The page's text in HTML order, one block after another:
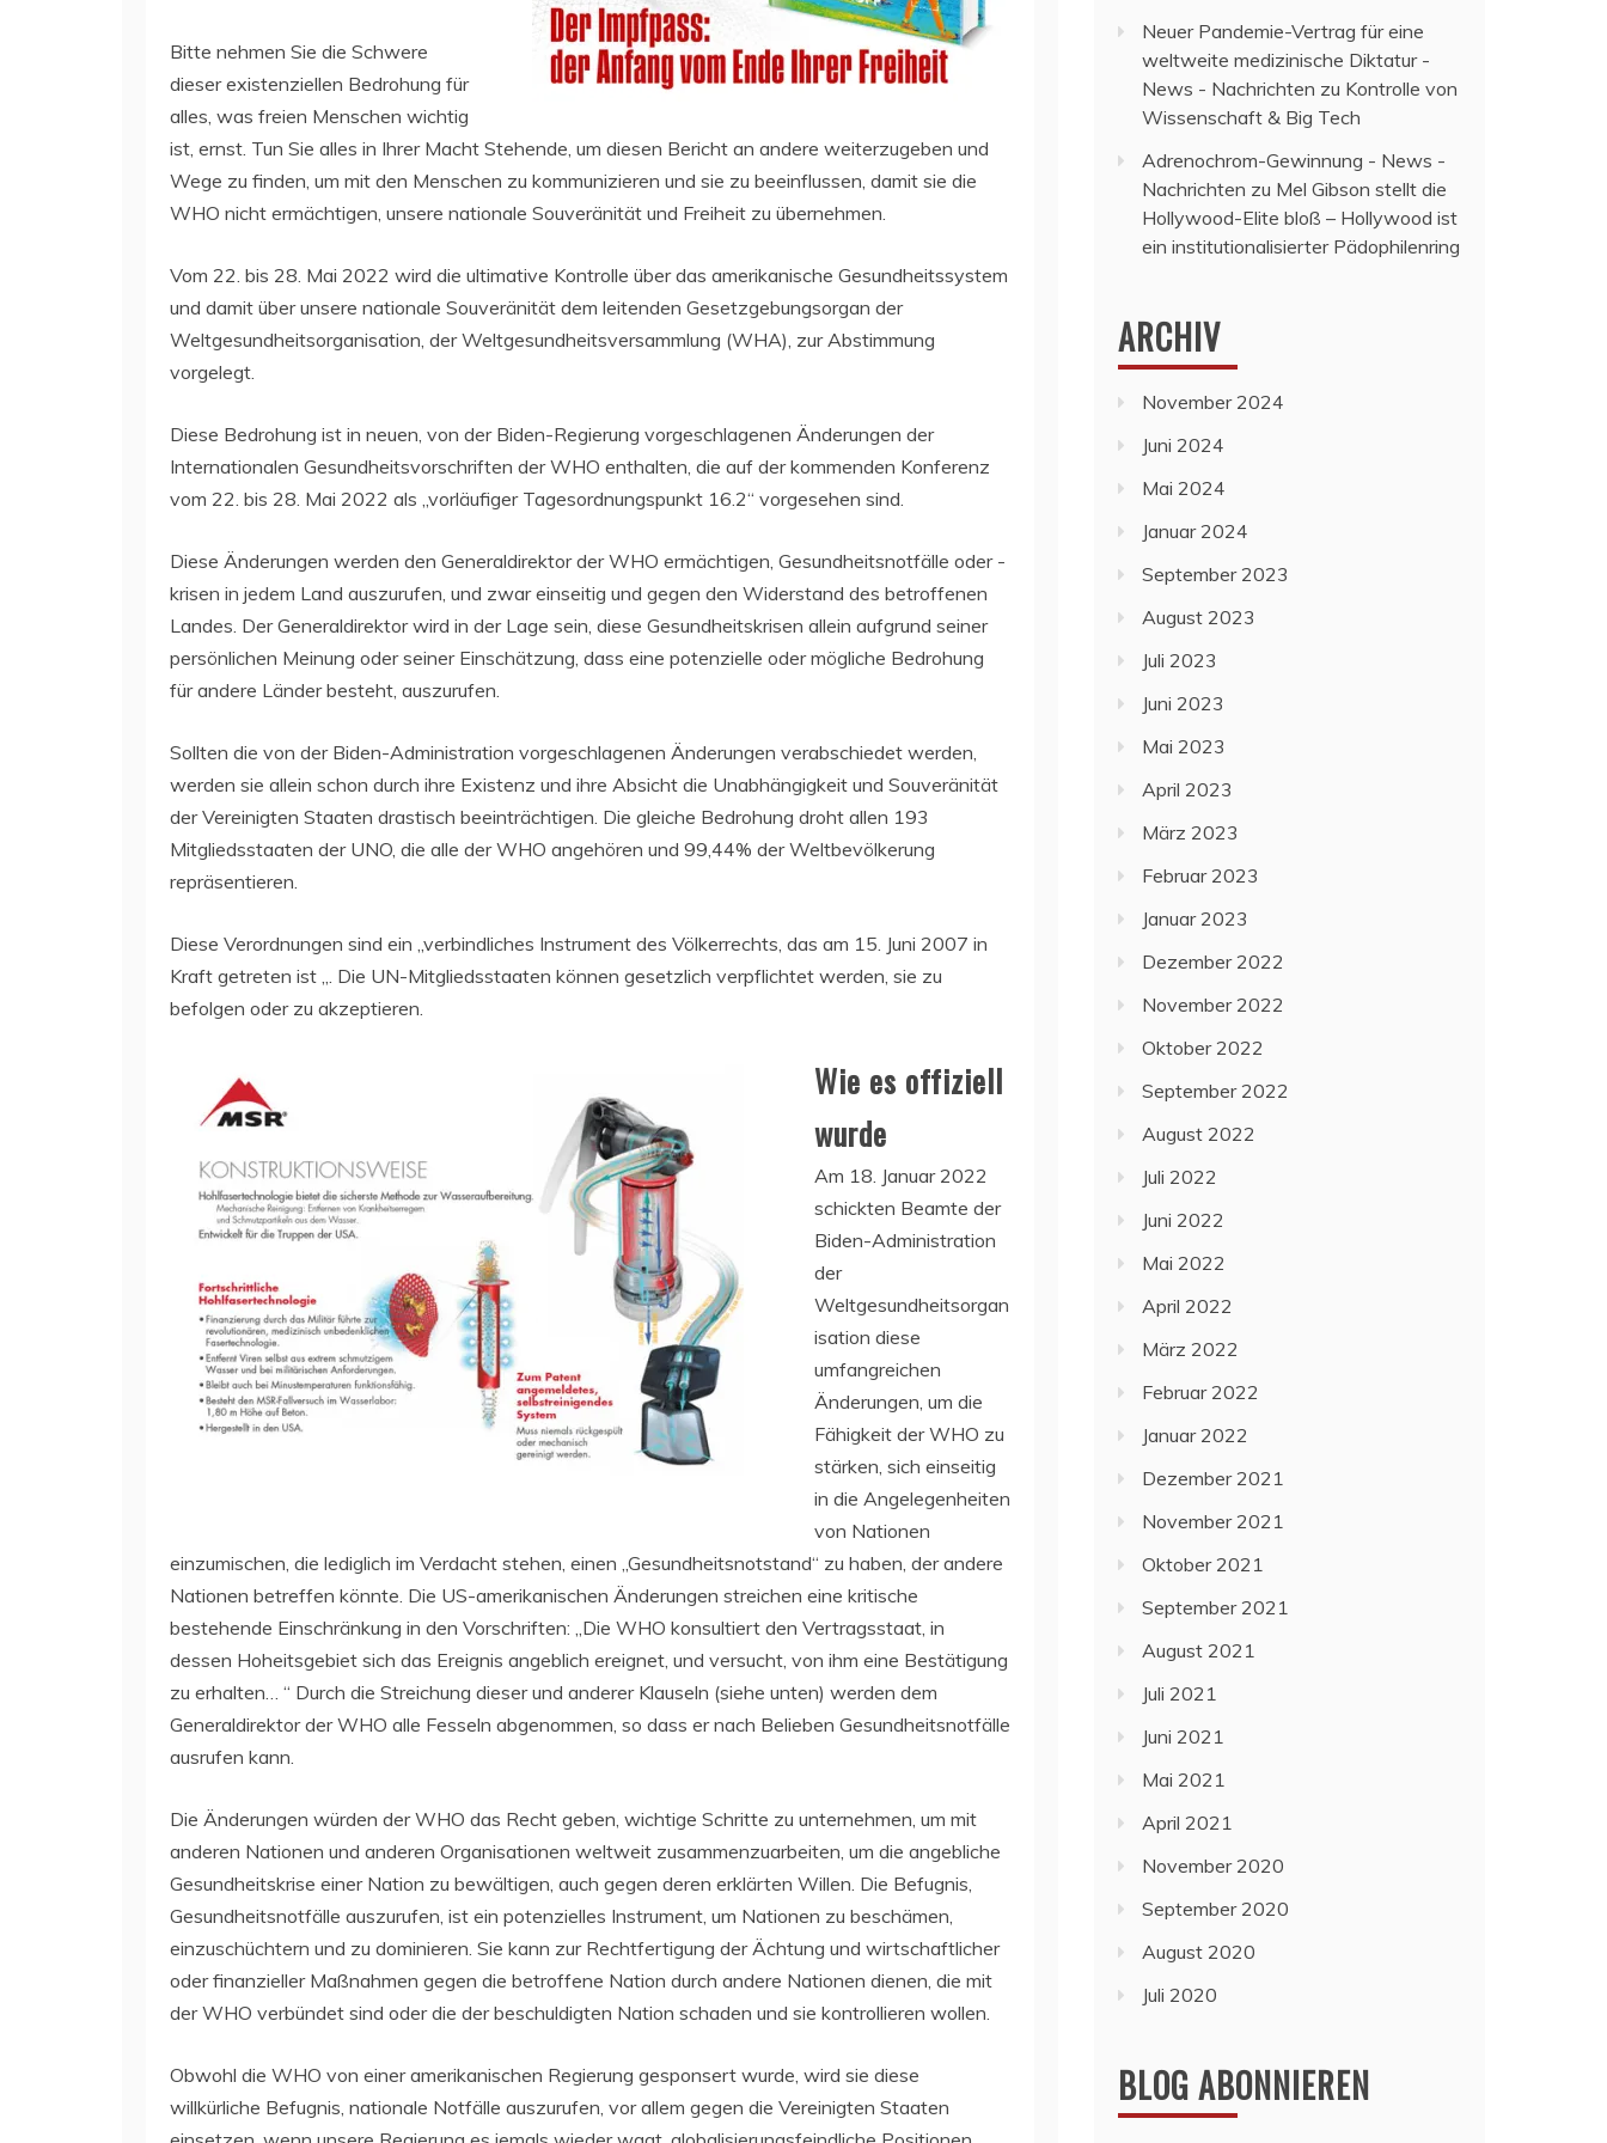
Bitte nehmen Sie die Schwere
dieser existenziellen Bedrohung für
alles, was freien Menschen wichtig
ist, ernst. Tun Sie alles in Ihrer Macht Stehende, um diesen Bericht an andere weiterzugeben und
Wege zu finden, um mit den Menschen zu kommunizieren und sie zu beeinflussen, damit sie die
WHO nicht ermächtigen, unsere nationale Souveränität und Freiheit zu übernehmen.
Vom 22. bis 28. Mai 2022 wird die ultimative Kontrolle über das amerikanische Gesundheitssystem
und damit über unsere nationale Souveränität dem leitenden Gesetzgebungsorgan der
Weltgesundheitsorganisation, der Weltgesundheitsversammlung (WHA), zur Abstimmung
vorgelegt.
Diese Bedrohung ist in neuen, von der Biden-Regierung vorgeschlagenen Änderungen der
Internationalen Gesundheitsvorschriften der WHO enthalten, die auf der kommenden Konferenz
vom 22. bis 28. Mai 2022 als „vorläufiger Tagesordnungspunkt 16.2“ vorgesehen sind.
Diese Änderungen werden den Generaldirektor der WHO ermächtigen, Gesundheitsnotfälle oder -
krisen in jedem Land auszurufen, und zwar einseitig und gegen den Widerstand des betroffenen
Landes. Der Generaldirektor wird in der Lage sein, diese Gesundheitskrisen allein aufgrund seiner
persönlichen Meinung oder seiner Einschätzung, dass eine potenzielle oder mögliche Bedrohung
für andere Länder besteht, auszurufen.
Sollten die von der Biden-Administration vorgeschlagenen Änderungen verabschiedet werden,
werden sie allein schon durch ihre Existenz und ihre Absicht die Unabhängigkeit und Souveränität
der Vereinigten Staaten drastisch beeinträchtigen. Die gleiche Bedrohung droht allen 193
Mitgliedsstaaten der UNO, die alle der WHO angehören und 99,44% der Weltbevölkerung
repräsentieren.
Diese Verordnungen sind ein „verbindliches Instrument des Völkerrechts, das am 15. Juni 2007 in
Kraft getreten ist „. Die UN-Mitgliedsstaaten können gesetzlich verpflichtet werden, sie zu
befolgen oder zu akzeptieren.
Wie es offiziell
wurde
Am 18. Januar 2022
schickten Beamte der
Biden-Administration
der
Weltgesundheitsorgan
isation diese
umfangreichen
Änderungen, um die
Fähigkeit der WHO zu
stärken, sich einseitig
in die Angelegenheiten
von Nationen
einzumischen, die lediglich im Verdacht stehen, einen „Gesundheitsnotstand“ zu haben, der andere
Nationen betreffen könnte. Die US-amerikanischen Änderungen streichen eine kritische
bestehende Einschränkung in den Vorschriften: „Die WHO konsultiert den Vertragsstaat, in
dessen Hoheitsgebiet sich das Ereignis angeblich ereignet, und versucht, von ihm eine Bestätigung
zu erhalten… “ Durch die Streichung dieser und anderer Klauseln (siehe unten) werden dem
Generaldirektor der WHO alle Fesseln abgenommen, so dass er nach Belieben Gesundheitsnotfälle
ausrufen kann.
Die Änderungen würden der WHO das Recht geben, wichtige Schritte zu unternehmen, um mit
anderen Nationen und anderen Organisationen weltweit zusammenzuarbeiten, um die angebliche
Gesundheitskrise einer Nation zu bewältigen, auch gegen deren erklärten Willen. Die Befugnis,
Gesundheitsnotfälle auszurufen, ist ein potenzielles Instrument, um Nationen zu beschämen,
einzuschüchtern und zu dominieren. Sie kann zur Rechtfertigung der Ächtung und wirtschaftlicher
oder finanzieller Maßnahmen gegen die betroffene Nation durch andere Nationen dienen, die mit
der WHO verbündet sind oder die der beschuldigten Nation schaden und sie kontrollieren wollen.
Obwohl die WHO von einer amerikanischen Regierung gesponsert wurde, wird sie diese
willkürliche Befugnis, nationale Notfälle auszurufen, vor allem gegen die Vereinigten Staaten
Neuer Pandemie-Vertrag für eine
weltweite medizinische Diktatur -
News - Nachrichten zu Kontrolle von
Wissenschaft & Big Tech
Adrenochrom-Gewinnung - News -
Nachrichten zu Mel Gibson stellt die
Hollywood-Elite bloß – Hollywood ist
ein institutionalisierter Pädophilenring
ARCHIV
November 2024
Juni 2024
Mai 2024
Januar 2024
September 2023
August 2023
Juli 2023
Juni 2023
Mai 2023
April 2023
März 2023
Februar 2023
Januar 2023
Dezember 2022
November 2022
Oktober 2022
September 2022
August 2022
Juli 2022
Juni 2022
Mai 2022
April 2022
März 2022
Februar 2022
Januar 2022
Dezember 2021
November 2021
Oktober 2021
September 2021
August 2021
Juli 2021
Juni 2021
Mai 2021
April 2021
November 2020
September 2020
August 2020
Juli 2020
BLOG ABONNIEREN